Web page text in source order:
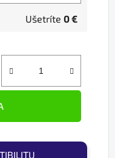
Ušetríte 0 €